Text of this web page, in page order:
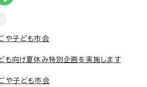
子ども市会
向け夏休み特別企画を実施します
子ども市会